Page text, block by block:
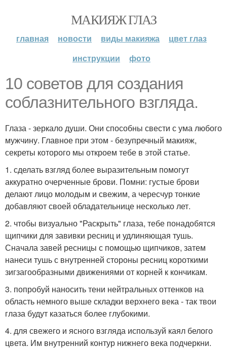
МАКИЯЖ ГЛАЗ
главная новости виды макияжа
цвет глаз
инструкции
фото
10 советов для создания
соблазнительного взгляда.
Глаза - зеркало души. Они способны свести с ума любого
мужчину. Главное при этом - безупречный макияж,
секреты которого мы откроем тебе в этой статье.
1. сделать взгляд более выразительным помогут
аккуратно очерченные брови. Помни: густые брови
делают лицо молодым и свежим, а чересчур тонкие
добавляют своей обладательнице несколько лет.
2. чтобы визуально "Раскрыть" глаза, тебе понадобятся
щипчики для завивки ресниц и удлиняющая тушь.
Сначала завей ресницы с помощью щипчиков, затем
нанеси тушь с внутренней стороны ресниц короткими
зигзагообразными движениями от корней к кончикам.
3. попробуй наносить тени нейтральных оттенков на
область немного выше складки верхнего века - так твои
глаза будут казаться более глубокими.
4. для свежего и ясного взгляда используй каял белого
цвета. Им внутренний контур нижнего века подчеркни.